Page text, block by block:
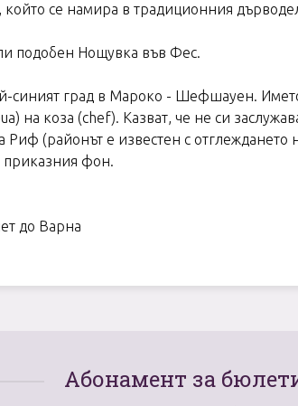
се намира в традиционния
подобен Нощувка във Фес.
синият град в Мароко - Шефшауен.
на коза (chef). Казват, че не си
Риф (районът е известен с
приказния фон.
до Варна
Абонамент за